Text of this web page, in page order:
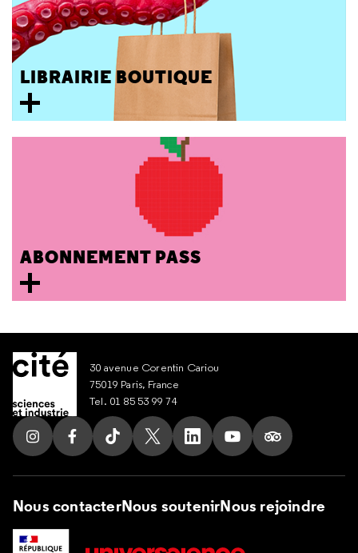
LIBRAIRIE BOUTIQUE
ABONNEMENT PASS
30 avenue Corentin Cariou
75019 Paris, France
Tel. 01 85 53 99 74
Suivez nous sur Instagram
Suivez nous sur Facebook
Suivez nous sur Tik Tok
Suivez nous sur X
Suivez nous sur LinkedIn
Suivez nous sur
Suivez nous
Nous contacterNous soutenirNous rejoindre